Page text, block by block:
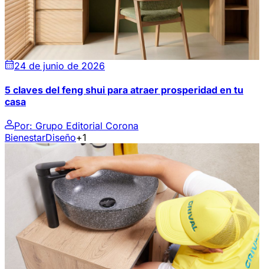
24 de junio de 2026
5 claves del feng shui para atraer prosperidad en tu
casa
Por: Grupo Editorial Corona
BienestarDiseño+1